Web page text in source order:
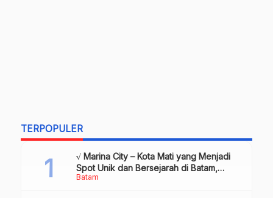
TERPOPULER
Batam
√ Marina City – Kota Mati yang Menjadi
Spot Unik dan Bersejarah di Batam,
Review & Info